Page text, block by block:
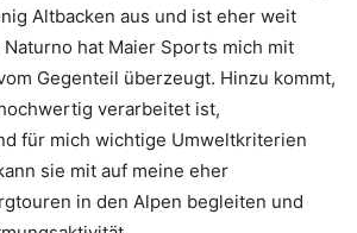
Altbacken aus und ist eher weit
hat Maier Sports mich mit
Gegenteil überzeugt. Hinzu kommt,
verarbeitet ist,
für mich wichtige Umweltkriterien
sie mit auf meine eher
in den Alpen begleiten und